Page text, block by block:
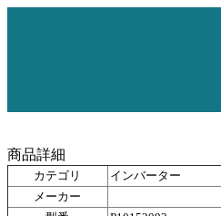
商品詳細
カテゴリ
インバーター
メーカー